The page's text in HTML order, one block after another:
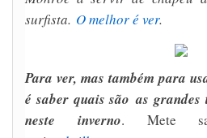
surfista. O melhor é ver.
Para ver, mas também para
é saber quais são as grandes
neste inverno. Mete